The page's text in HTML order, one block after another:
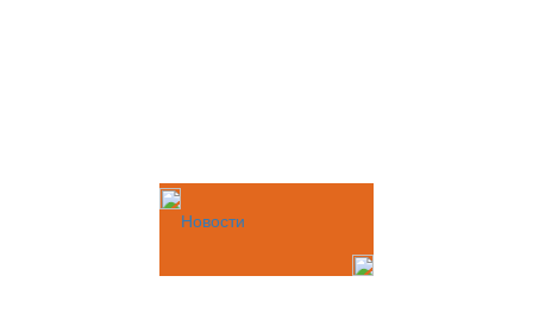
Новости